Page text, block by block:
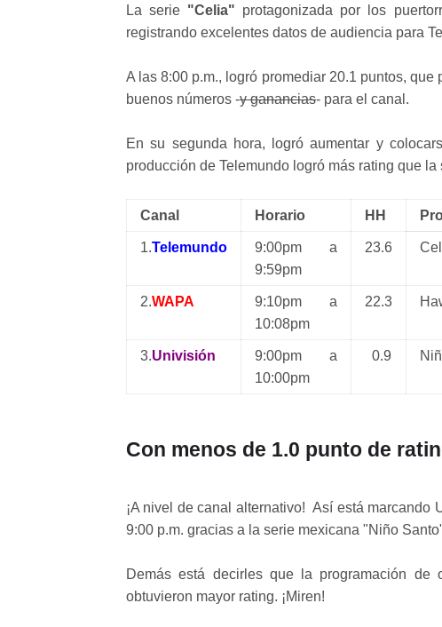
La serie "Celia" protagonizada por los
registrando excelentes datos de audiencia para
A las 8:00 p.m., logró promediar 20.1 puntos,
buenos números -y ganancias- para el canal.
En su segunda hora, logró aumentar y
producción de Telemundo logró más rating que
Canal Horario HH
1.Telemundo
9:00pm a
9:59pm
23.6
2.WAPA
9:10pm a
10:08pm
22.3
3.Univisión
9:00pm a
10:00pm
0.9
Con menos de 1.0 punto de
¡A nivel de canal alternativo! Así está
9:00 p.m. gracias a la serie mexicana "Niño
Demás está decirles que la programación
obtuvieron mayor rating. ¡Miren!